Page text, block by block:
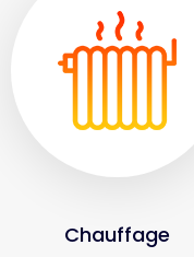
Chauffage